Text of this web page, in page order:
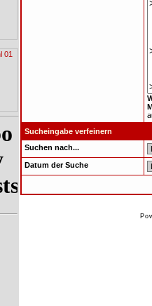
Sucheingabe verfeinern
Suchen nach...
Datum der Suche